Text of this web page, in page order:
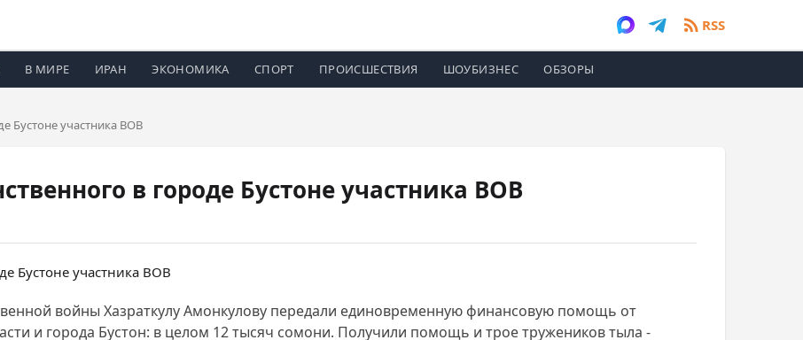
RSS
В МИРЕ ИРАН ЭКОНОМИКА СПОРТ ПРОИСШЕСТВИЯ ШОУБИЗНЕС ОБЗОРЫ
Бустоне участника ВОВ
в городе Бустоне участника ВОВ
войны Хазраткулу Амонкулову передали единовременную финансовую помощь от
и города Бустон: в целом 12 тысяч сомони. Получили помощь и трое тружеников тыла -